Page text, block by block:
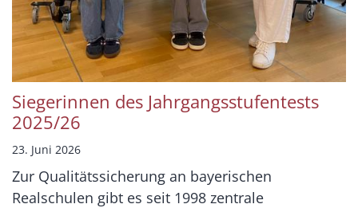
Siegerinnen des Jahrgangsstufentests
2025/26
23. Juni 2026
Zur Qualitätssicherung an bayerischen
Realschulen gibt es seit 1998 zentrale